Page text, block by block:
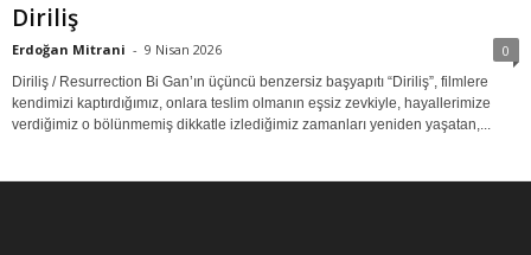
Diriliş
Erdoğan Mitrani - 9 Nisan 2026 0
Diriliş / Resurrection Bi Gan’ın üçüncü benzersiz başyapıtı “Diriliş”, filmlere
kendimizi kaptırdığımız, onlara teslim olmanın eşsiz zevkiyle, hayallerimize
verdiğimiz o bölünmemiş dikkatle izlediğimiz zamanları yeniden yaşatan,...